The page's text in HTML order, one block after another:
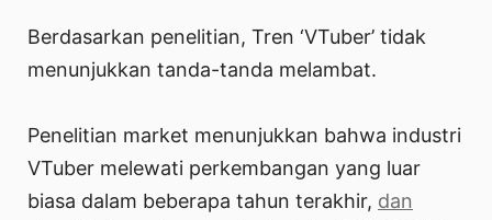
Berdasarkan penelitian, Tren ‘VTuber’ tidak
menunjukkan tanda-tanda melambat.
Penelitian market menunjukkan bahwa industri
VTuber melewati perkembangan yang luar
biasa dalam beberapa tahun terakhir, dan